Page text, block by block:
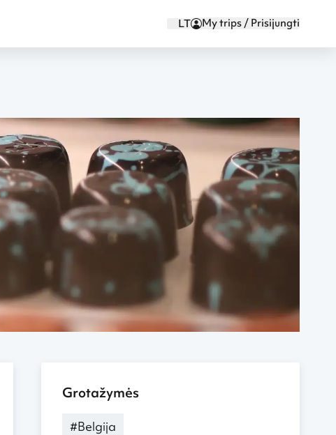
LT My trips / Prisijungti
Grotažymės
#Belgija